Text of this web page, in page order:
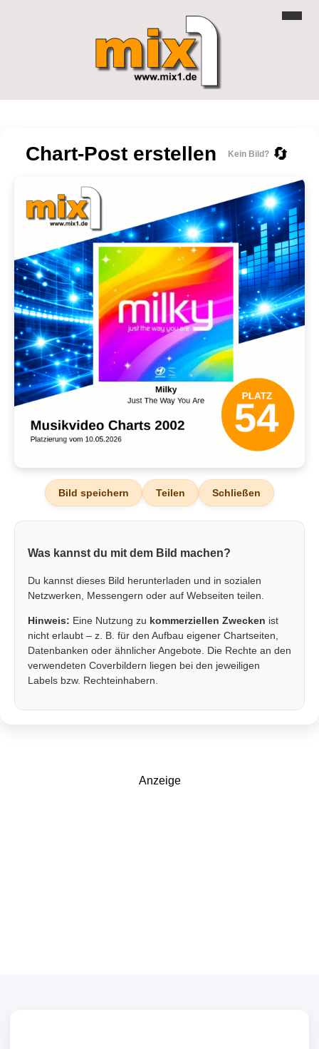
Chart-Post erstellen Kein Bild? 🔄
Bild speichern Teilen Schließen
Was kannst du mit dem Bild machen?
Du kannst dieses Bild herunterladen und in sozialen
Netzwerken, Messengern oder auf Webseiten teilen.
Hinweis: Eine Nutzung zu kommerziellen Zwecken ist
nicht erlaubt – z. B. für den Aufbau eigener Chartseiten,
Datenbanken oder ähnlicher Angebote. Die Rechte an den
verwendeten Coverbildern liegen bei den jeweiligen
Labels bzw. Rechteinhabern.
Anzeige